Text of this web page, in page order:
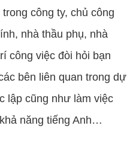
công ty, chủ công
nhà thầu phụ, nhà
công việc đòi hỏi bạn
bên liên quan trong dự
lập cũng như làm việc
năng tiếng Anh…